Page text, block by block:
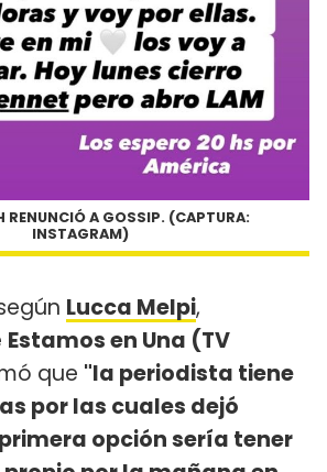
RENUNCIÓ A GOSSIP. (CAPTURA:
INSTAGRAM)
Lucca Melpi,
Estamos en Una (TV
que "la periodista tiene
por las cuales dejó
opción sería tener